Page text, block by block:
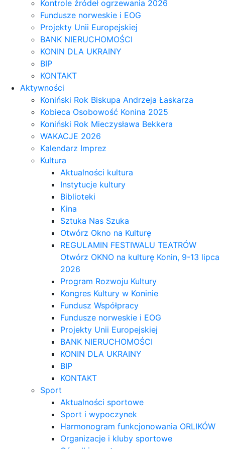
Kontrole źródeł ogrzewania 2026
Fundusze norweskie i EOG
Projekty Unii Europejskiej
BANK NIERUCHOMOŚCI
KONIN DLA UKRAINY
BIP
KONTAKT
Aktywności
Koniński Rok Biskupa Andrzeja Łaskarza
Kobieca Osobowość Konina 2025
Koniński Rok Mieczysława Bekkera
WAKACJE 2026
Kalendarz Imprez
Kultura
Aktualności kultura
Instytucje kultury
Biblioteki
Kina
Sztuka Nas Szuka
Otwórz Okno na Kulturę
REGULAMIN FESTIWALU TEATRÓW
Otwórz OKNO na kulturę Konin, 9-13 lipca
2026
Program Rozwoju Kultury
Kongres Kultury w Koninie
Fundusz Współpracy
Fundusze norweskie i EOG
Projekty Unii Europejskiej
BANK NIERUCHOMOŚCI
KONIN DLA UKRAINY
BIP
KONTAKT
Sport
Aktualności sportowe
Sport i wypoczynek
Harmonogram funkcjonowania ORLIKÓW
Organizacje i kluby sportowe